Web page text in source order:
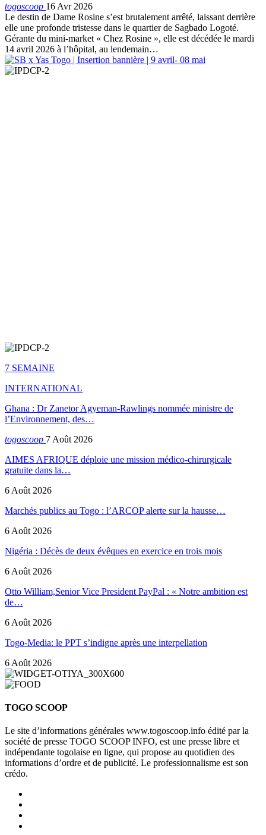
togoscoop 16 Avr 2026
Le destin de Dame Rosine s’est brutalement arrêté, laissant derrière
elle une profonde tristesse dans le quartier de Sagbado Logoté.
Gérante du mini-market « Chez Rosine », elle est décédée le mardi
14 avril 2026 à l’hôpital, au lendemain…
7 SEMAINE
INTERNATIONAL
Ghana : Dr Zanetor Agyeman-Rawlings nommée ministre de
l’Environnement, des…
togoscoop 7 Août 2026
AIMES AFRIQUE déploie une mission médico-chirurgicale
gratuite dans la…
6 Août 2026
Marchés publics au Togo : l’ARCOP alerte sur la hausse…
6 Août 2026
Nigéria : Décès de deux évêques en exercice en trois mois
6 Août 2026
Otto William,Senior Vice President PayPal : « Notre ambition est
de…
6 Août 2026
Togo-Media: le PPT s’indigne après une interpellation
6 Août 2026
TOGO SCOOP
Le site d’informations générales www.togoscoop.info édité par la
société de presse TOGO SCOOP INFO, est une presse libre et
indépendante togolaise en ligne, qui propose au quotidien des
informations d’ordre et de publicité. Le professionnalisme est son
crédo.